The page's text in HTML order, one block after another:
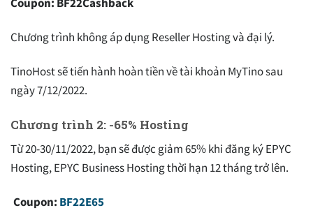
Chương trình không áp dụng Reseller Hosting và đại lý.
TinoHost sẽ tiến hành hoàn tiền về tài khoản MyTino sau
ngày 7/12/2022.
Chương trình 2: -65% Hosting
Từ 20-30/11/2022, bạn sẽ được giảm 65% khi đăng ký EPYC
Hosting, EPYC Business Hosting thời hạn 12 tháng trở lên.
Coupon: BF22E65